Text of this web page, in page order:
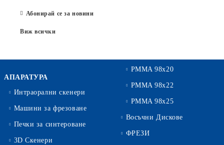
Абонирай се за новини
Виж всички
АПАРАТУРА
Интраорални скенери
Машини за фрезоване
Печки за синтероване
3D Скенери
PMMA 98x20
PMMA 98x22
PMMA 98x25
Восъчни Дискове
ФРЕЗИ